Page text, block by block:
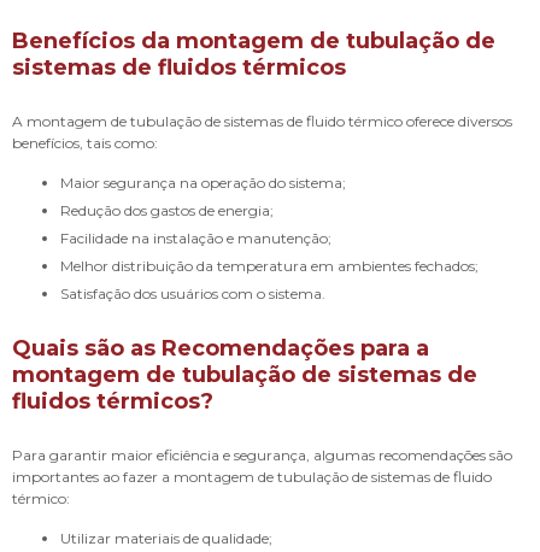
Benefícios da montagem de tubulação de
sistemas de fluidos térmicos
A montagem de tubulação de sistemas de fluido térmico oferece diversos
benefícios, tais como:
Maior segurança na operação do sistema;
Redução dos gastos de energia;
Facilidade na instalação e manutenção;
Melhor distribuição da temperatura em ambientes fechados;
Satisfação dos usuários com o sistema.
Quais são as Recomendações para a
montagem de tubulação de sistemas de
fluidos térmicos?
Para garantir maior eficiência e segurança, algumas recomendações são
importantes ao fazer a montagem de tubulação de sistemas de fluido
térmico:
Utilizar materiais de qualidade;